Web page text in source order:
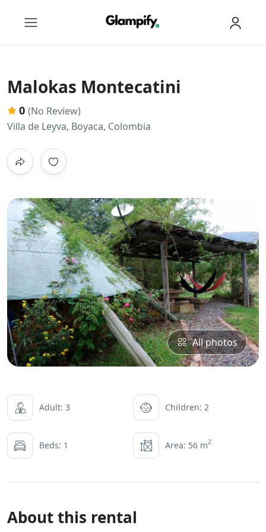
Malokas Montecatini
0 (No Review)
Villa de Leyva, Boyaca, Colombia
All photos
Adult: 3 Children: 2
Beds: 1 Area: 56 m2
About this rental